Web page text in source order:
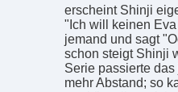
erscheint Shinji
"Ich will keinen
jemand und sagt
schon steigt Shinji
Serie passierte
mehr Abstand; so